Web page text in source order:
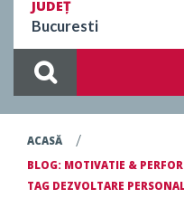
JUDEȚ
Bucuresti
ACASĂ /
BLOG: MOTIVATIE &
TAG DEZVOLTARE